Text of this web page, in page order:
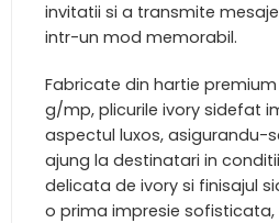
invitatii si a transmite
intr-un mod memorabil.
Fabricate din hartie
g/mp, plicurile ivory sidefat
aspectul luxos, asigurandu-
ajung la destinatari in
delicata de ivory si finisajul
o prima impresie